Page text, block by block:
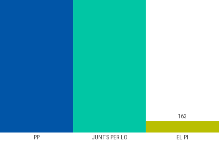
PP JUNTS PER LÔ EL PI
163